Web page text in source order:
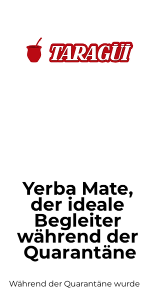
Yerba Mate,
der ideale
Begleiter
während der
Quarantäne
Während der Quarantäne wurde